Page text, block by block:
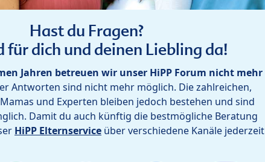
Hast du Fragen?
für dich und deinen Liebling da!
Jahren betreuen wir unser HiPP Forum nicht mehr
Antworten sind nicht mehr möglich. Die zahlreichen,
und Experten bleiben jedoch bestehen und sind
Damit du auch künftig die bestmögliche Beratung
HiPP Elternservice über verschiedene Kanäle jederzeit